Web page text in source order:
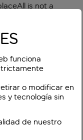
is not a
funciona
o modificar en
y tecnología sin
de nuestro